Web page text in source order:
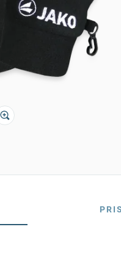
PRIS